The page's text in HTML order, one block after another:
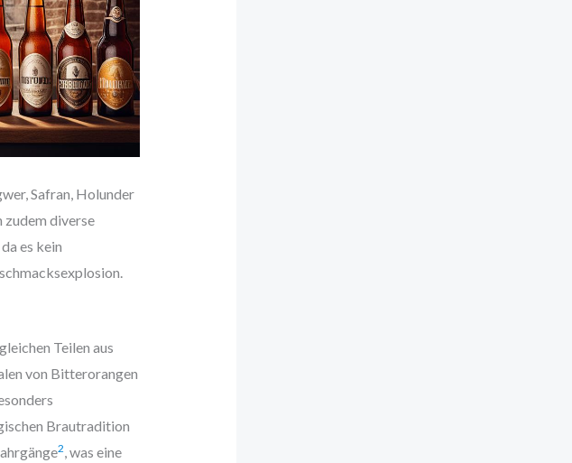
Safran, Holunder
zudem diverse
es kein
Teilen aus
von Bitterorangen
Brautradition
2, was eine